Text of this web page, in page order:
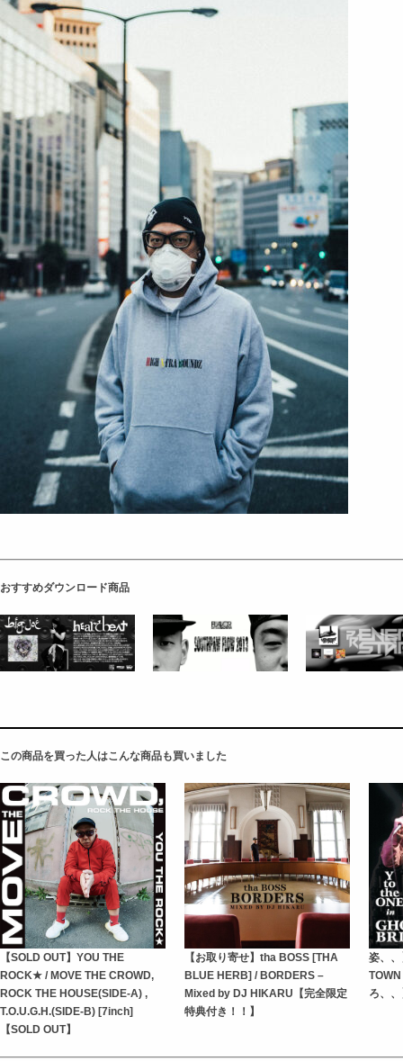
おすすめダウンロード商品
この商品を買った人はこんな商品も買いました
【SOLD OUT】YOU THE
ROCK★ / MOVE THE CROWD,
ROCK THE HOUSE(SIDE-A) ,
T.O.U.G.H.(SIDE-B) [7inch]
【SOLD OUT】
【お取り寄せ】tha BOSS [THA
BLUE HERB] / BORDERS –
Mixed by DJ HIKARU【完全限定
特典付き！！】
姿、
ろ、